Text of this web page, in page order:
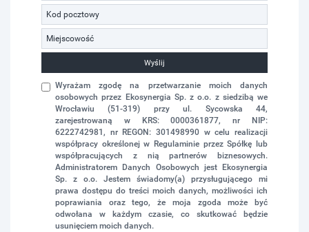
Wyślij
Wyrażam zgodę na przetwarzanie moich danych
osobowych przez Ekosynergia Sp. z o.o. z siedzibą we
Wrocławiu (51-319) przy ul. Sycowska 44,
zarejestrowaną w KRS: 0000361877, nr NIP:
6222742981, nr REGON: 301498990 w celu realizacji
współpracy określonej w Regulaminie przez Spółkę lub
współpracujących z nią partnerów biznesowych.
Administratorem Danych Osobowych jest Ekosynergia
Sp. z o.o. Jestem świadomy(a) przysługującego mi
prawa dostępu do treści moich danych, możliwości ich
poprawiania oraz tego, że moja zgoda może być
odwołana w każdym czasie, co skutkować będzie
usunięciem moich danych.